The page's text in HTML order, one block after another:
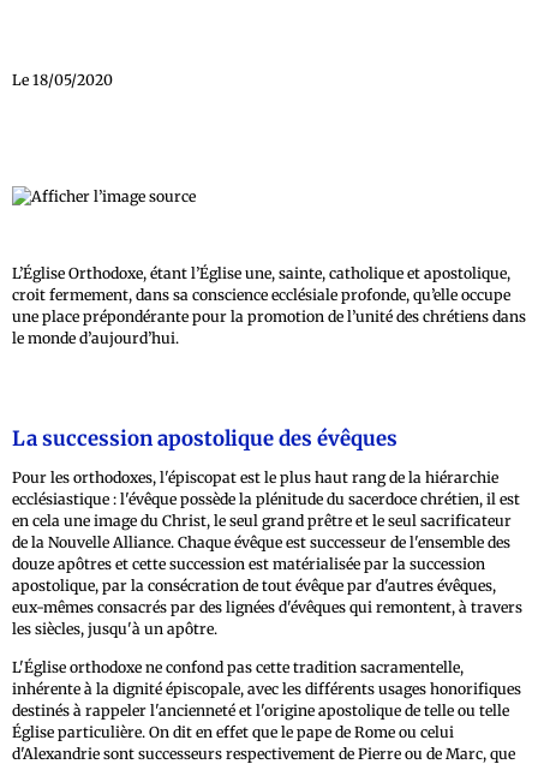
Le 18/05/2020
L’Église Orthodoxe, étant l’Église une, sainte, catholique et apostolique,
croit fermement, dans sa conscience ecclésiale profonde, qu’elle occupe
une place prépondérante pour la promotion de l’unité des chrétiens dans
le monde d’aujourd’hui.
La succession apostolique des évêques
Pour les orthodoxes, l'épiscopat est le plus haut rang de la hiérarchie
ecclésiastique : l'évêque possède la plénitude du sacerdoce chrétien, il est
en cela une image du Christ, le seul grand prêtre et le seul sacrificateur
de la Nouvelle Alliance. Chaque évêque est successeur de l'ensemble des
douze apôtres et cette succession est matérialisée par la succession
apostolique, par la consécration de tout évêque par d'autres évêques,
eux-mêmes consacrés par des lignées d'évêques qui remontent, à travers
les siècles, jusqu'à un apôtre.
L'Église orthodoxe ne confond pas cette tradition sacramentelle,
inhérente à la dignité épiscopale, avec les différents usages honorifiques
destinés à rappeler l'ancienneté et l'origine apostolique de telle ou telle
Église particulière. On dit en effet que le pape de Rome ou celui
d'Alexandrie sont successeurs respectivement de Pierre ou de Marc, que